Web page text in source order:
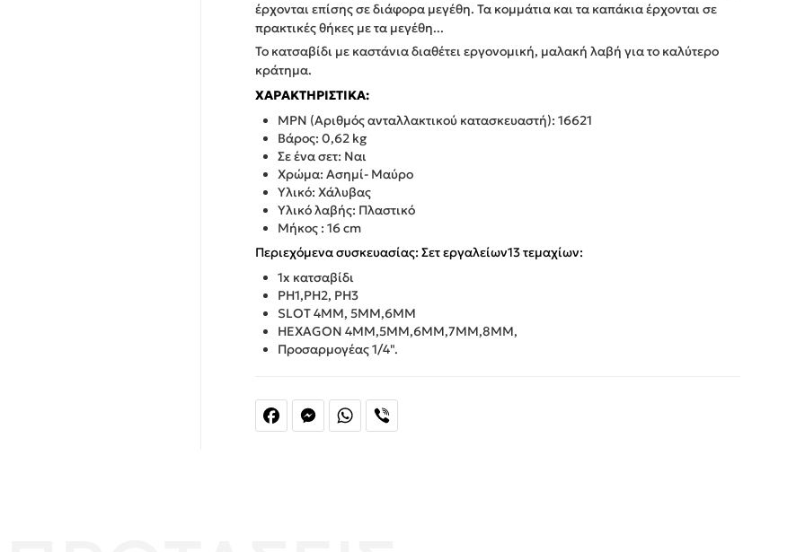
FacebookMessengerWhatsApp
έρχονται επίσης σε διάφορα μεγέθη. Τα κομμάτια και τα καπάκια έρχονται σε
πρακτικές θήκες με τα μεγέθη...
Το κατσαβίδι με καστάνια διαθέτει εργονομική, μαλακή λαβή για το καλύτερο
κράτημα.
ΧΑΡΑΚΤΗΡΙΣΤΙΚΆ:
MPN (Αριθμός ανταλλακτικού κατασκευαστή): 16621
Βάρος: 0,62 kg
Σε ένα σετ: Ναι
Χρώμα: Ασημί- Μαύρο
Υλικό: Χάλυβας
Υλικό λαβής: Πλαστικό
Μήκος : 16 cm
Περιεχόμενα συσκευασίας: Σετ εργαλείων13 τεμαχίων:
1x κατσαβίδι
PH1,PH2, PH3
SLOT 4MM, 5MM,6MM
HEXAGON 4MM,5MM,6MM,7MM,8MM,
Προσαρμογέας 1/4".